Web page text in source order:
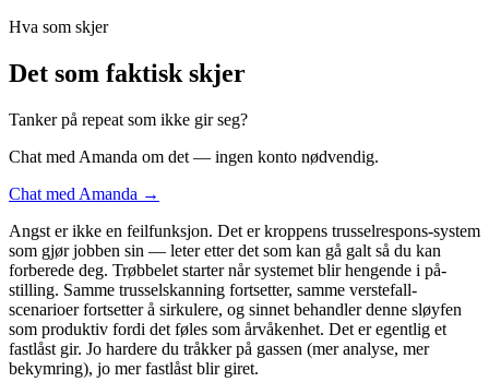
Hva som skjer
Det som faktisk skjer
Tanker på repeat som ikke gir seg?
Chat med Amanda om det — ingen konto nødvendig.
Chat med Amanda →
Angst er ikke en feilfunksjon. Det er kroppens trusselrespons-system
som gjør jobben sin — leter etter det som kan gå galt så du kan
forberede deg. Trøbbelet starter når systemet blir hengende i på-
stilling. Samme trusselskanning fortsetter, samme verstefall-
scenarioer fortsetter å sirkulere, og sinnet behandler denne sløyfen
som produktiv fordi det føles som årvåkenhet. Det er egentlig et
fastlåst gir. Jo hardere du tråkker på gassen (mer analyse, mer
bekymring), jo mer fastlåst blir giret.